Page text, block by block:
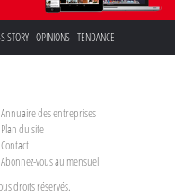
STORY OPINIONS TENDANCE
Annuaire des entreprises
Plan du site
Contact
Abonnez-vous au mensuel
droits réservés.